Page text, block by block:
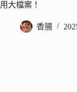
用大檔案！
香腸